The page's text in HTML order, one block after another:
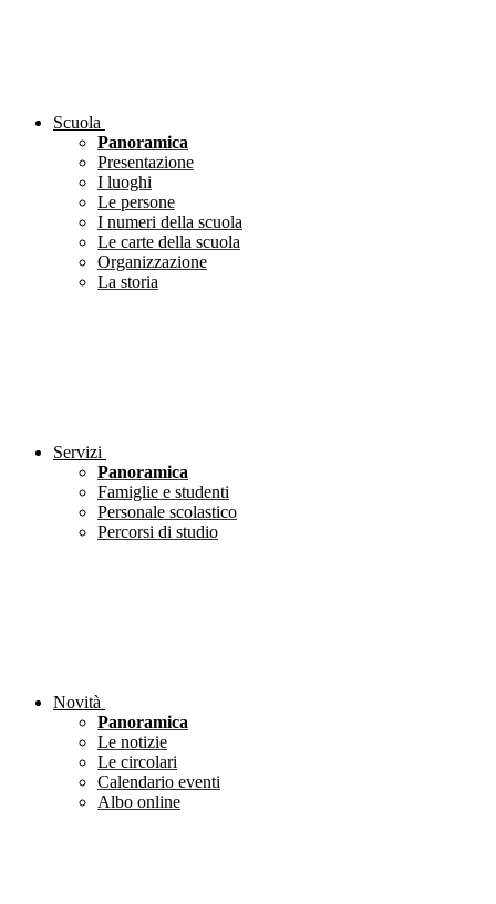
Scuola
Panoramica
Presentazione
I luoghi
Le persone
I numeri della scuola
Le carte della scuola
Organizzazione
La storia
Servizi
Panoramica
Famiglie e studenti
Personale scolastico
Percorsi di studio
Novità
Panoramica
Le notizie
Le circolari
Calendario eventi
Albo online